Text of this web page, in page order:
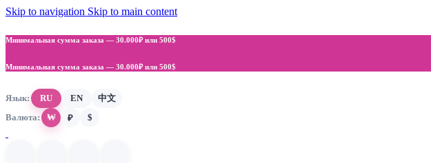
Skip to navigation Skip to main content
Минимальная сумма заказа — 30.000₽ или 500$
Минимальная сумма заказа — 30.000₽ или 500$
Язык: RU EN
中文
Валюта:
₩ ₽ $